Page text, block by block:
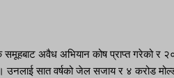
अवैध अभियान कोष प्राप्त गरेको र
उनलाई सात वर्षको जेल सजाय र ४ करोड